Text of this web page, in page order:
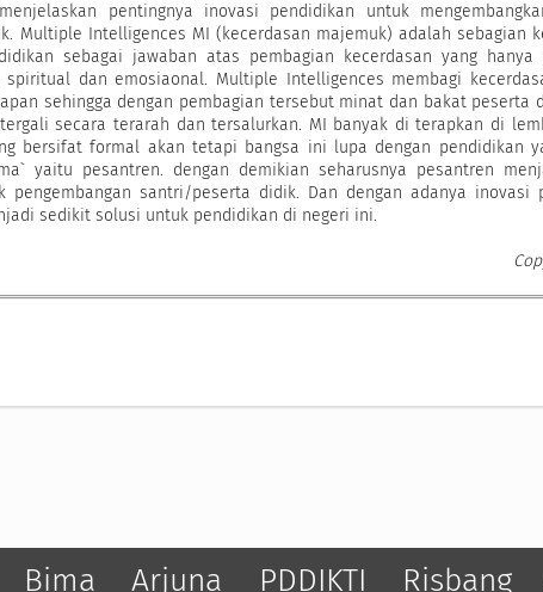
pentingnya inovasi pendidikan untuk
Multiple Intelligences MI (kecerdasan majemuk) adalah sebagian
sebagai jawaban atas pembagian kecerdasan yang hanya
spiritual dan emosiaonal. Multiple Intelligences membagi
sehingga dengan pembagian tersebut minat dan bakat peserta
secara terarah dan tersalurkan. MI banyak di terapkan di
bersifat formal akan tetapi bangsa ini lupa dengan pendidikan
yaitu pesantren. dengan demikian seharusnya pesantren
pengembangan santri/peserta didik. Dan dengan adanya inovasi
sedikit solusi untuk pendidikan di negeri ini.
Bima Arjuna PDDIKTI Risbang